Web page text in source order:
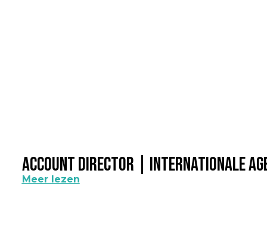
Account Director | Internationale
Meer lezen